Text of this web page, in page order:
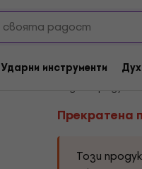
Ударни инструменти
Прекратена
DJI ND4
Код на продукта:
Прекратена
Този